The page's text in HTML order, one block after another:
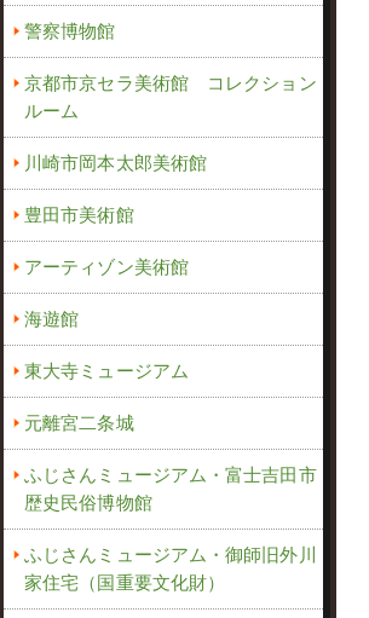
警察博物館
京都市京セラ美術館 コレクション
ルーム
川崎市岡本太郎美術館
豊田市美術館
アーティゾン美術館
海遊館
東大寺ミュージアム
元離宮二条城
ふじさんミュージアム・富士吉田市
歴史民俗博物館
ふじさんミュージアム・御師旧外川
家住宅（国重要文化財）